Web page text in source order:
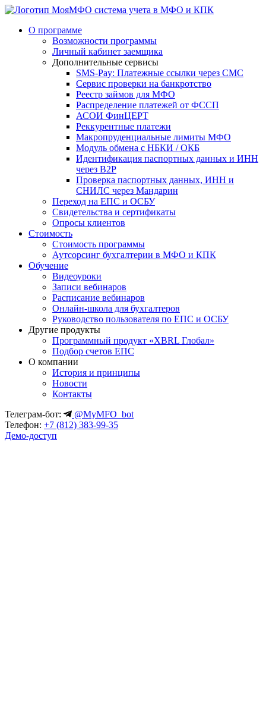
система учета в МФО и КПК
О программе
Возможности программы
Личный кабинет заемщика
Дополнительные сервисы
SMS-Pay: Платежные ссылки через СМС
Сервис проверки на банкротство
Реестр займов для МФО
Распределение платежей от ФССП
АСОИ ФинЦЕРТ
Реккурентные платежи
Макропруденциальные лимиты МФО
Модуль обмена с НБКИ / ОКБ
Идентификация паспортных данных и ИНН
через B2P
Проверка паспортных данных, ИНН и
СНИЛС через Мандарин
Переход на ЕПС и ОСБУ
Свидетельства и сертификаты
Опросы клиентов
Стоимость
Стоимость программы
Аутсорсинг бухгалтерии в МФО и КПК
Обучение
Видеоуроки
Записи вебинаров
Расписание вебинаров
Онлайн-школа для бухгалтеров
Руководство пользователя по ЕПС и ОСБУ
Другие продукты
Программный продукт «XBRL Глобал»
Подбор счетов ЕПС
О компании
История и принципы
Новости
Контакты
Телеграм-бот:
@MyMFO_bot
Телефон: +7 (812) 383-99-35
Демо-доступ